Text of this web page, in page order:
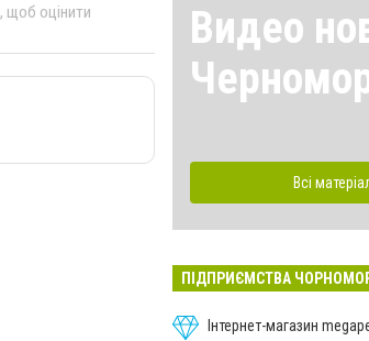
, щоб оцінити
Видео
Всі
ПІДПРИЄМСТВА
Інтернет-магазин